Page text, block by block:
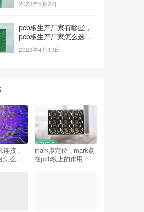
2023年5月22日
pcb板生产厂家有哪些，
pcb板生产厂家怎么选
择？
2023年4月19日
接，
怎么连
mark点定位，mark点
在pcb板上的作用？